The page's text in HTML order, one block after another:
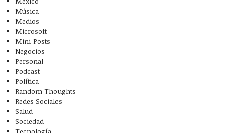
Música
Medios
Microsoft
Mini-Posts
Negocios
Personal
Podcast
Política
Random Thoughts
Redes Sociales
Salud
Sociedad